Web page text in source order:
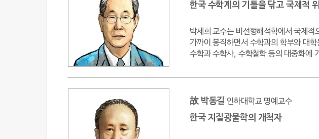
한국 수학계의 기틀을 닦고 국제적
박세희 교수는 비선형해석학에서 국제
가까이 봉직하면서 수학과의 학부와 대
수학과 수학사, 수학철학 등의 대중화에
故 박동길 인하대학교 명예교수
한국 지질광물학의 개척자